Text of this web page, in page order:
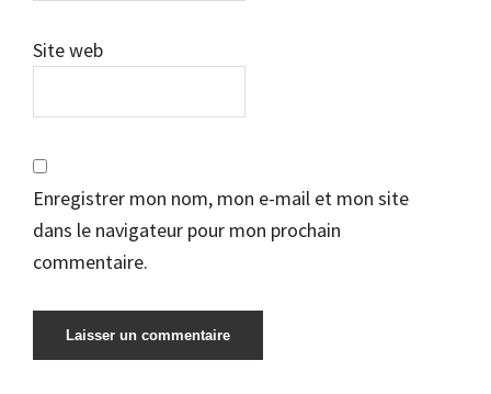
Site web
Enregistrer mon nom, mon e-mail et mon site
dans le navigateur pour mon prochain
commentaire.